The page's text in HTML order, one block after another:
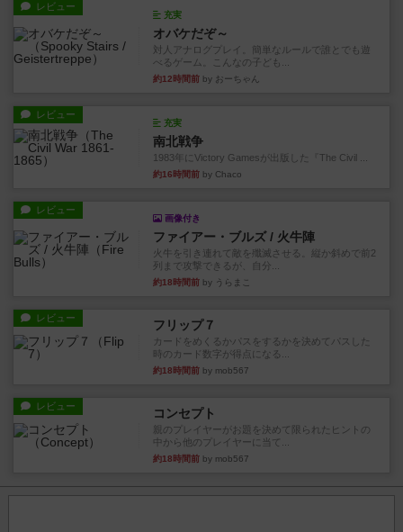
レビュー
充実
オバケだぞ～
対人アナログプレイ。簡単なルールで誰とでも遊
べるゲーム。こんなの子ども...
約12時間前 by おーちゃん
レビュー
充実
南北戦争
1983年にVictory Gamesが出版した『The Civil ...
約16時間前 by Chaco
レビュー
画像付き
ファイアー・ブルズ / 火牛陣
火牛を引き連れて敵を殲滅させる。縦か斜めで前2
列まで攻撃できるが、自分...
約18時間前 by うらまこ
レビュー フリップ７
カードをめくるかパスをするかを決めてパスした
時のカード数字が得点になる...
約18時間前 by mob567
レビュー コンセプト
親のプレイヤーがお題を決めて限られたヒントの
中から他のプレイヤーに当て...
約18時間前 by mob567